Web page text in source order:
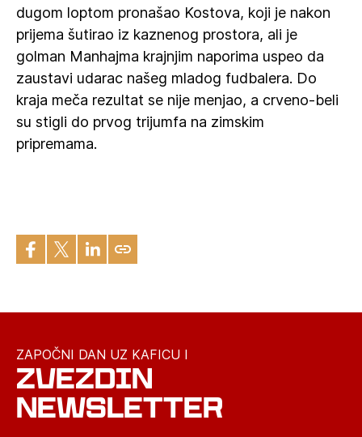
dugom loptom pronašao Kostova, koji je nakon
prijema šutirao iz kaznenog prostora, ali je
golman Manhajma krajnjim naporima uspeo da
zaustavi udarac našeg mladog fudbalera. Do
kraja meča rezultat se nije menjao, a crveno-beli
su stigli do prvog trijumfa na zimskim
pripremama.
ZAPOČNI DAN UZ KAFICU I
ZVEZDIN
NEWSLETTER